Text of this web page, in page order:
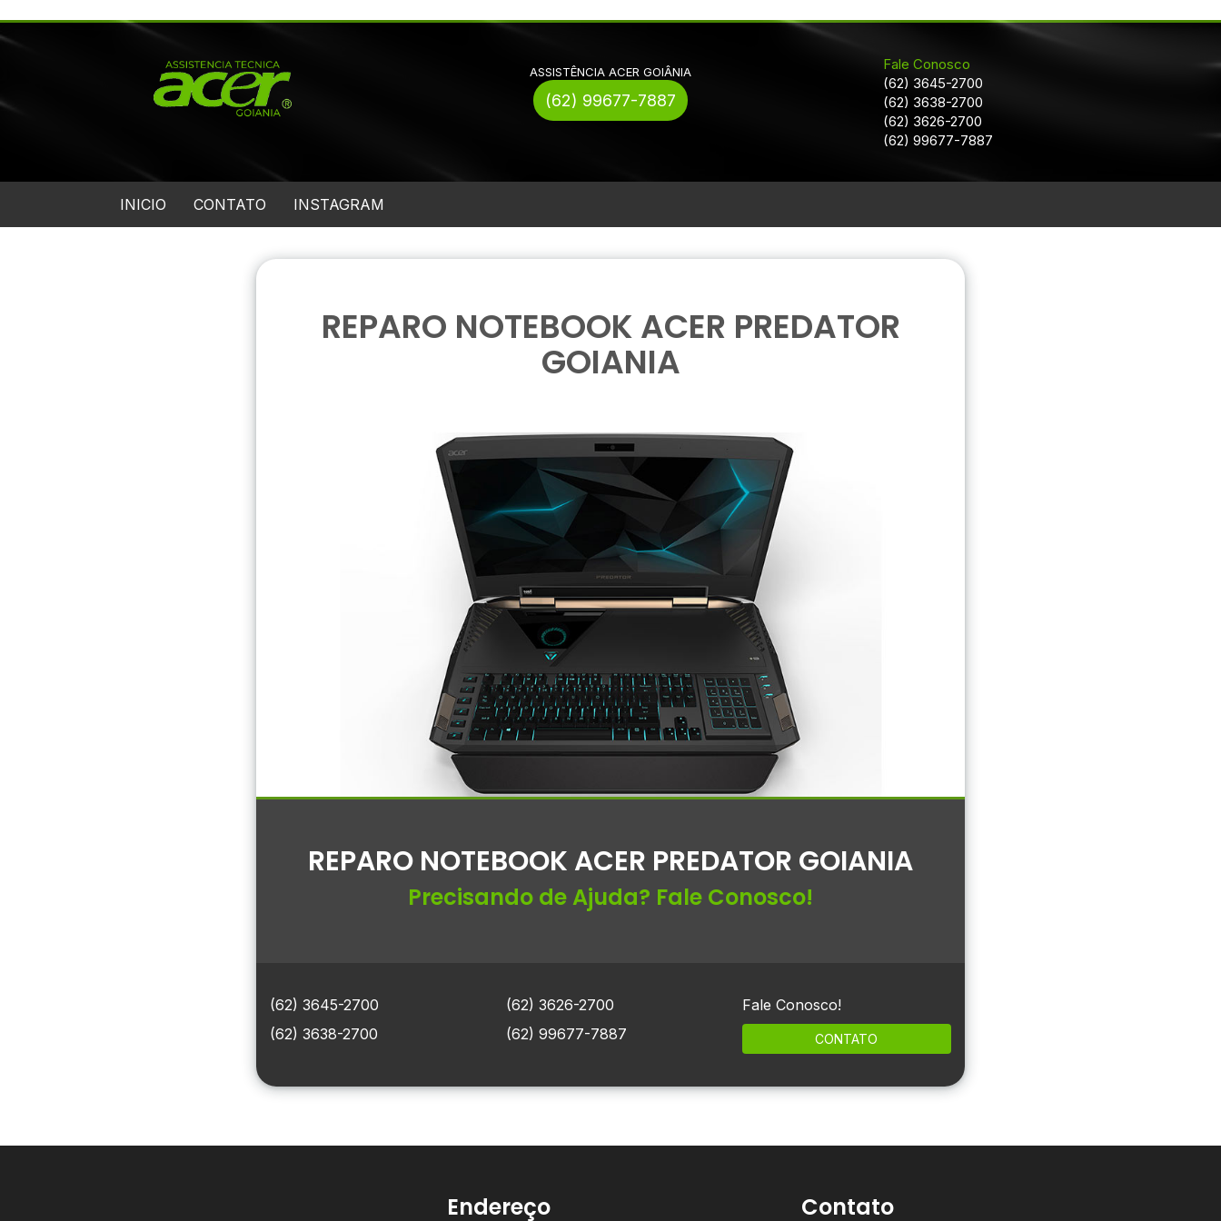
ASSISTÊNCIA ACER GOIÂNIA
(62) 99677-7887
Fale Conosco
(62) 3645-2700
(62) 3638-2700
(62) 3626-2700
(62) 99677-7887
INICIO CONTATO INSTAGRAM
REPARO NOTEBOOK ACER PREDATOR
GOIANIA
REPARO NOTEBOOK ACER PREDATOR GOIANIA
Precisando de Ajuda? Fale Conosco!
(62) 3645-2700
(62) 3638-2700
(62) 3626-2700
(62) 99677-7887
Fale Conosco!
CONTATO
Endereço Contato